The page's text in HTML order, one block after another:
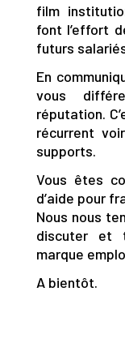
film
font l’effort
futurs
En
vous
réputation.
récurrent
supports.
Vous êtes
d’aide pour
Nous nous
discuter et
marque
A bientôt.